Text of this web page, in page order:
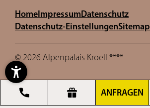
ANFRAGEN
HomeImpressumDatenschutz
Datenschutz-EinstellungenSitemap
© 2026 Alpenpalais Kroell ****